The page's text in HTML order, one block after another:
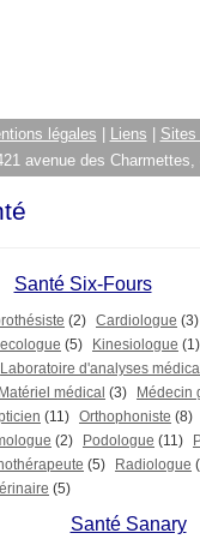
légales Liens
Sites
avenue des Charmettes,
Santé Six-Fours
(2) Cardiologue (3)
(5) Kinesiologue (1)
Laboratoire d'analyses
Matériel médical (3) Médecin
(11) Orthophoniste (8)
(2) Podologue (11)
(5) Radiologue
(5)
Santé Sanary